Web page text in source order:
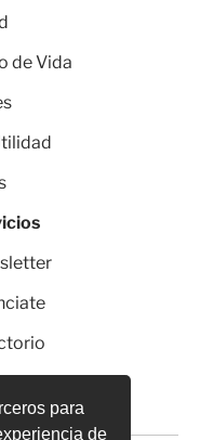
para
de
de Vida